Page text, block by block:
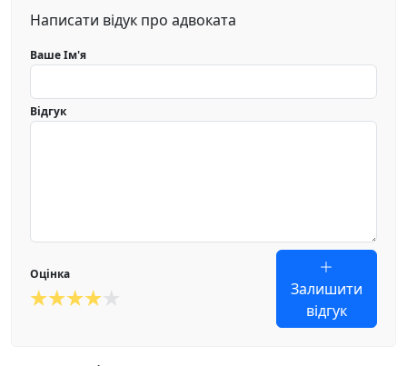
Написати відук про адвоката
Ваше Ім'я
Відгук
Оцінка
Залишити
відгук